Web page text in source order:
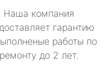
Наша компания
гарантию
работы по
ремонту до 2 лет.